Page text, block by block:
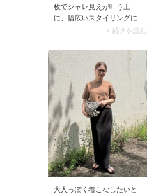
枚でシャレ見えが叶う上
に、幅広いスタイリングに
寄り添える名品。ディテー
ムはシンプルなブラウンの
パンツを合わせるだけでム
ードのある着こなしに。ド
レープによる首周りのさり
げない肌見せが、ハンサム
な中にひとさじの女性らし
さをプラスしてくれるのも
メリットです。この白×ブラ
ウンのコーデには黒の小物
をプラス。ミニマルなカラ
ーバランスにまとまること
で、ムードがグッと高まり
ますよ。
> 続きを読む
大人っぽく着こなしたいと